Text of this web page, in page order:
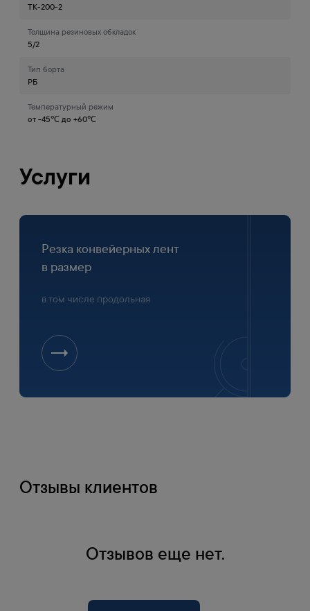
ТК-200-2
Толщина резиновых обкладок
5/2
Тип борта
РБ
Температурный режим
от -45℃ до +60℃
Услуги
Резка конвейерных лент
в размер
в том числе продольная
Оплата по счету
Отзывы клиентов
Отзывов еще нет.